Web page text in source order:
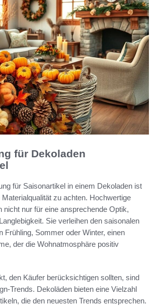
für Dekoladen
für Saisonartikel in einem Dekoladen ist
zu achten. Hochwertige
nicht nur für eine ansprechende Optik,
Sie verleihen den saisonalen
Frühling, Sommer oder Winter, einen
der die Wohnatmosphäre positiv
den Käufer berücksichtigen sollten, sind
Trends. Dekoläden bieten eine Vielzahl
die den neuesten Trends entsprechen.